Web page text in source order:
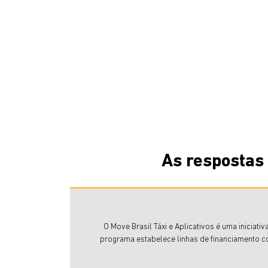
As
O Move Brasil Táxi e Aplicativos é uma
programa estabelece linhas de financiamento